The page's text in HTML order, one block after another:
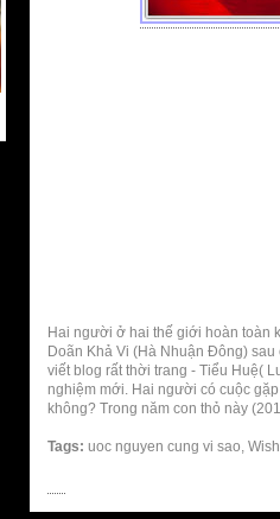
Hai người ở hai thế giới hoàn toàn
Doãn Khả Vi (Hà Nhuận Đông)
viết blog rất thời trang - Tiểu Huệ(
nghiệm mới. Hai người có cuộc
không? Trong năm con thỏ này
Tags: uoc nguyen cung vi sao,